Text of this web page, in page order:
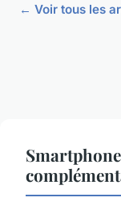
← Voir tous les